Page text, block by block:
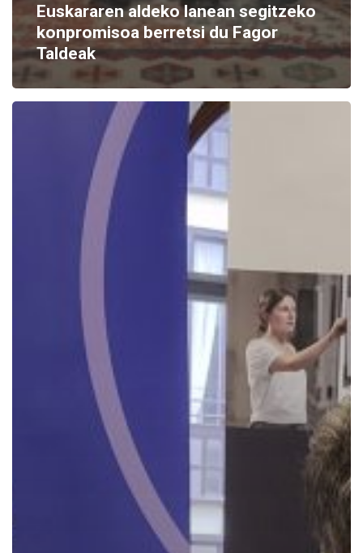
Euskararen aldeko lanean segitzeko
konpromisoa berretsi du Fagor
Taldeak